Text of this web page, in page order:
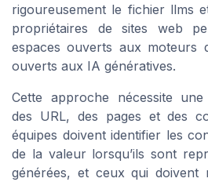
rigoureusement le fichier llms
propriétaires de sites web
espaces ouverts aux moteurs
ouverts aux IA génératives.
Cette approche nécessite
des URL, des pages et des
équipes doivent identifier les
de la valeur lorsqu’ils sont
générées, et ceux qui doivent